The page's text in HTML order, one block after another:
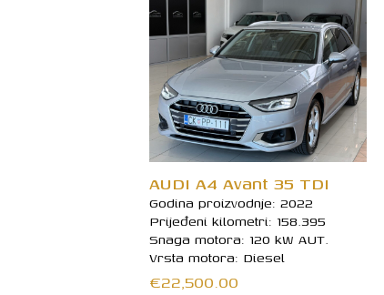
AUDI A4 Avant 35 TDI
Godina proizvodnje: 2022
Prijeđeni kilometri: 158.395
Snaga motora: 120 kW AUT.
Vrsta motora: Diesel
€22,500.00